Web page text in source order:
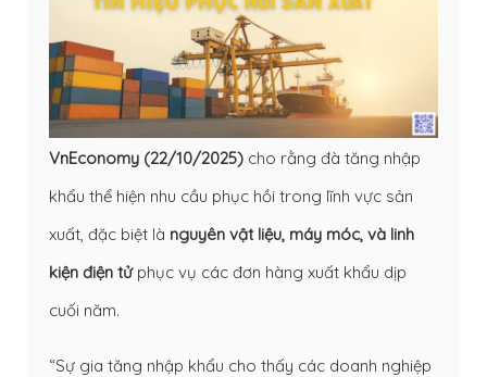
VnEconomy (22/10/2025) cho rằng đà tăng nhập
khẩu thể hiện nhu cầu phục hồi trong lĩnh vực sản
xuất, đặc biệt là nguyên vật liệu, máy móc, và linh
kiện điện tửphục vụ các đơn hàng xuất khẩu dịp
cuối năm.
“Sự gia tăng nhập khẩu cho thấy các doanh nghiệp